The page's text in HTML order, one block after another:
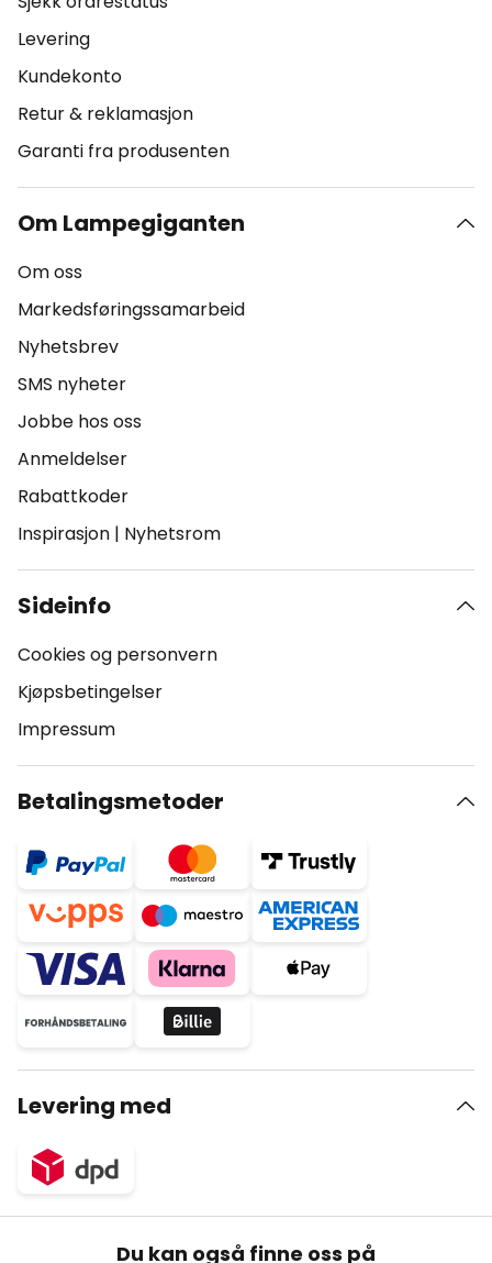
Levering
Kundekonto
Retur & reklamasjon
Garanti fra produsenten
Om Lampegiganten
Om oss
Markedsføringssamarbeid
Nyhetsbrev
SMS nyheter
Jobbe hos oss
Anmeldelser
Rabattkoder
Inspirasjon | Nyhetsrom
Sideinfo
Cookies og personvern
Kjøpsbetingelser
Impressum
Betalingsmetoder
Levering med
Du kan også finne oss på